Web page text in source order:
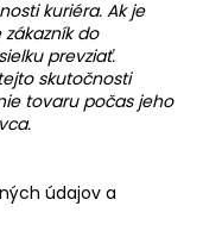
kuriéra. Ak je
do
prevziať.
skutočnosti
tovaru počas jeho
údajov a